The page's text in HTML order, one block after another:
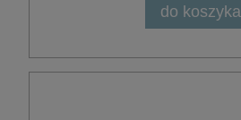
do koszyka